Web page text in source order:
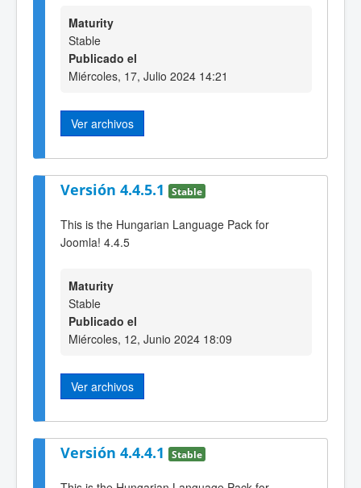
Maturity
Stable
Publicado el
Miércoles, 17, Julio 2024 14:21
Ver archivos
Versión 4.4.5.1 Stable
This is the Hungarian Language Pack for
Joomla! 4.4.5
Maturity
Stable
Publicado el
Miércoles, 12, Junio 2024 18:09
Ver archivos
Versión 4.4.4.1 Stable